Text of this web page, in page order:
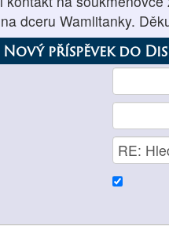
dceru Wamlitanky.
Nový příspěvek do